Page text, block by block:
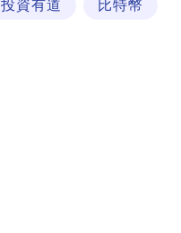
投資有道 比特幣